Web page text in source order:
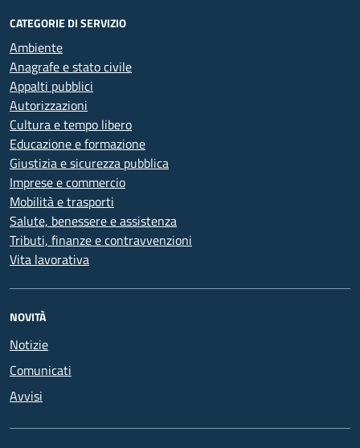
CATEGORIE DI SERVIZIO
Ambiente
Anagrafe e stato civile
Appalti pubblici
Autorizzazioni
Cultura e tempo libero
Educazione e formazione
Giustizia e sicurezza pubblica
Imprese e commercio
Mobilità e trasporti
Salute, benessere e assistenza
Tributi, finanze e contravvenzioni
Vita lavorativa
NOVITÀ
Notizie
Comunicati
Avvisi